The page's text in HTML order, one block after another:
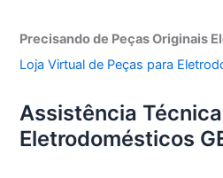
Precisando de Peças Originais
Loja Virtual de Peças para
Assistência Técnica
Eletrodomésticos